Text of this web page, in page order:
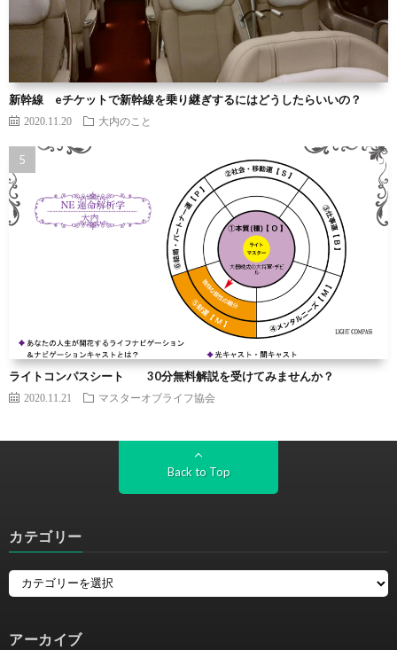
新幹線 eチケットで新幹線を乗り継ぎするにはどうしたらいいの？
2020.11.20 大内のこと
ライトコンパスシート 30分無料解説を受けてみませんか？
2020.11.21 マスターオブライフ協会
Back to Top
カテゴリー
アーカイブ